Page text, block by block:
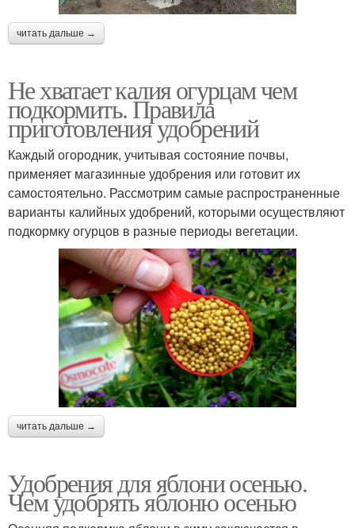
читать дальше →
Не хватает калия огурцам чем
подкормить. Правила
приготовления удобрений
Каждый огородник, учитывая состояние почвы,
применяет магазинные удобрения или готовит их
самостоятельно. Рассмотрим самые распространенные
варианты калийных удобрений, которыми осуществляют
подкормку огурцов в разные периоды вегетации.
читать дальше →
Удобрения для яблони осенью.
Чем удобрять яблоню осенью